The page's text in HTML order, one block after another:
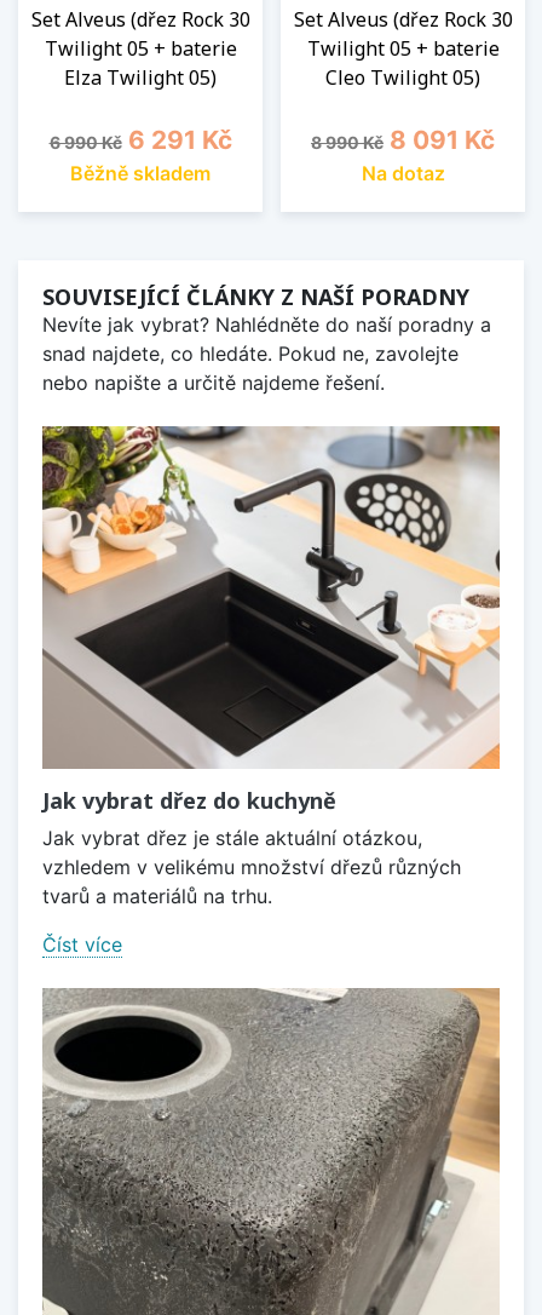
Set Alveus (dřez Rock 30
Twilight 05 + baterie
Elza Twilight 05)
Běžná cena
6 990 Kč Cena
6 291 Kč
Běžně skladem
Set Alveus (dřez Rock 30
Twilight 05 + baterie
Cleo Twilight 05)
Běžná cena
8 990 Kč Cena
8 091 Kč
Na dotaz
SOUVISEJÍCÍ ČLÁNKY Z NAŠÍ PORADNY
Nevíte jak vybrat? Nahlédněte do naší poradny a
snad najdete, co hledáte. Pokud ne, zavolejte
nebo napište a určitě najdeme řešení.
Jak vybrat dřez do kuchyně
Jak vybrat dřez je stále aktuální otázkou,
vzhledem v velikému množství dřezů různých
tvarů a materiálů na trhu.
Číst více